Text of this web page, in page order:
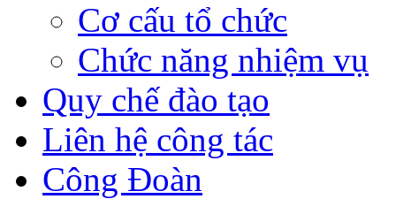
Cơ cấu tổ chức
Chức năng nhiệm vụ
Quy chế đào tạo
Liên hệ công tác
Công Đoàn